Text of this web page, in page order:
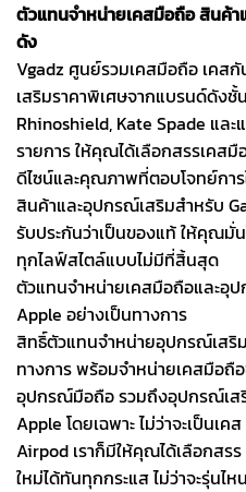
ตัวแทนจำหน่ายเคสมือถือ สินค้
ดัง
Vgadz ศูนย์รวมเคสมือถือ เคส
เสริมราคาพิเศษจากแบรนด์ดังชั้
Rhinoshield, Kate Spade แล
รายการ ให้คุณได้เลือกสรรเคส
ดีไซน์และคุณภาพที่ตอบโจทย์กา
สินค้าและอุปกรณ์เสริมสำหรับ
รับประกันว่าเป็นของแท้ ให้คุณมั่
ทุกไลฟ์สไตล์แบบไม่มีที่สิ้นสุด
ตัวแทนจำหน่ายเคสมือถือและ
Apple อย่างเป็นทางการ
สิทธิ์ตัวแทนจำหน่ายอุปกรณ์เสริ
ทางการ พร้อมจำหน่ายเคสมือถื
อุปกรณ์มือถือ รวมถึงอุปกรณ์เส
Apple โดยเฉพาะ ไม่ว่าจะเป็นเ
Airpod เราก็มีให้คุณได้เลือกสร
ใหม่ได้ทันทุกกระแส ไม่ว่าจะรุ่น